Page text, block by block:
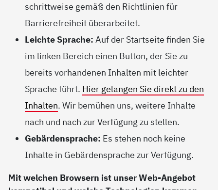
schrittweise gemäß den Richtlinien für
Barrierefreiheit überarbeitet.
Leichte Sprache: Auf der Startseite finden Sie
im linken Bereich einen Button, der Sie zu
bereits vorhandenen Inhalten mit leichter
Sprache führt. Hier gelangen Sie direkt zu den
Inhalten. Wir bemühen uns, weitere Inhalte
nach und nach zur Verfügung zu stellen.
Gebärdensprache: Es stehen noch keine
Inhalte in Gebärdensprache zur Verfügung.
Mit welchen Browsern ist unser Web-Angebot